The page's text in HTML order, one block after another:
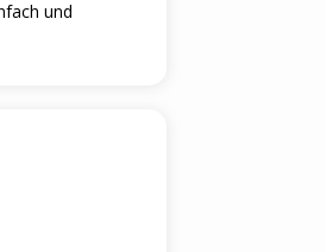
und